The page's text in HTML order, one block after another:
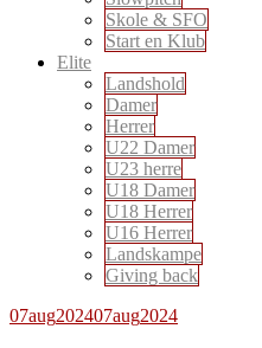
Skole & SFO
Start en Klub
Elite
Landshold
Damer
Herrer
U22 Damer
U23 herre
U18 Damer
U18 Herrer
U16 Herrer
Landskampe
Giving back
07aug202407aug2024